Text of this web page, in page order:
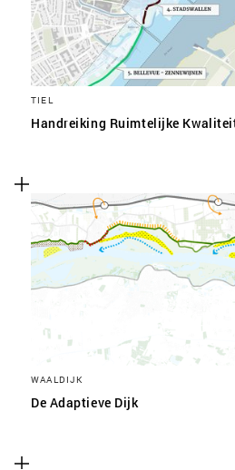
TIEL
Handreiking Ruimtelijke
WAALDIJK
De Adaptieve Dijk